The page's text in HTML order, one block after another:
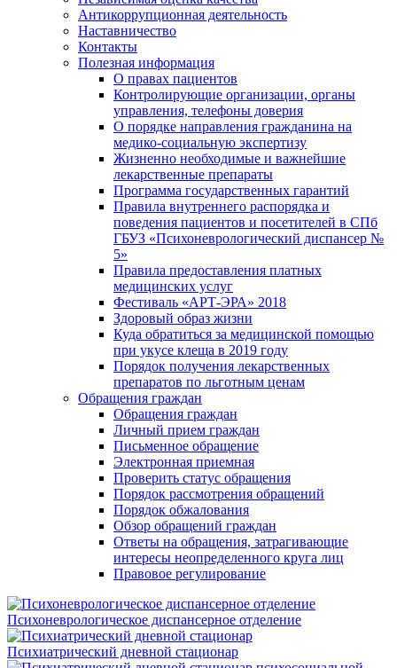
Антикоррупционная деятельность
Наставничество
Контакты
Полезная информация
О правах пациентов
Контролирующие организации, органы
управления, телефоны доверия
О порядке направления гражданина на
медико-социальную экспертизу
Жизненно необходимые и важнейшие
лекарственные препараты
Программа государственных гарантий
Правила внутреннего распорядка и
поведения пациентов и посетителей в СПб
ГБУЗ «Психоневрологический диспансер №
5»
Правила предоставления платных
медицинских услуг
Фестиваль «АРТ-ЭРА» 2018
Здоровый образ жизни
Куда обратиться за медицинской помощью
при укусе клеща в 2019 году
Порядок получения лекарственных
препаратов по льготным ценам
Обращения граждан
Обращения граждан
Личный прием граждан
Письменное обращение
Электронная приемная
Проверить статус обращения
Порядок рассмотрения обращений
Порядок обжалования
Обзор обращений граждан
Ответы на обращения, затрагивающие
интересы неопределенного круга лиц
Правовое регулирование
Психоневрологическое диспансерное отделение
Психиатрический дневной стационар